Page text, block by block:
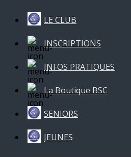
LE CLUB
INSCRIPTIONS
INFOS PRATIQUES
La Boutique BSC
SENIORS
JEUNES